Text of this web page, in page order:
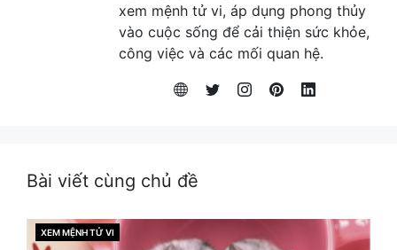
xem mệnh tử vi, áp dụng phong thủy
vào cuộc sống để cải thiện sức khỏe,
công việc và các mối quan hệ.
Bài viết cùng chủ đề
CATEGORIES
XEM MỆNH TỬ VI